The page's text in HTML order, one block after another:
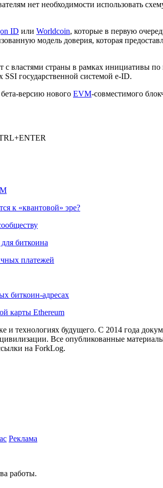
нет необходимости использовать
ID или Worldcoin, которые в первую
модель доверия, которая
властями страны в рамках инициативы
государственной системой e-ID.
бета-версию нового EVM-совместимого
к «квантовой» эре?
биткоина
платежей
биткоин-адресах
карты Ethereum
технологиях будущего. С 2014 года
Все опубликованные
на ForkLog.
Реклама
работы.